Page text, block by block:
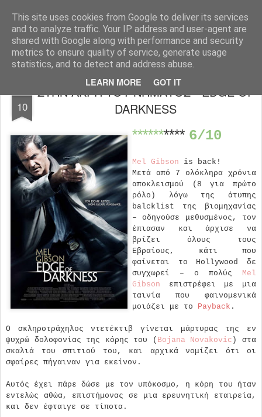
This site uses cookies from Google to deliver its services
and to analyze traffic. Your IP address and user-agent are
shared with Google along with performance and security
metrics to ensure quality of service, generate usage
statistics, and to detect and address abuse.
LEARN MORE GOT IT
FilmBoy
10
ΣΤΗΝ ΑΚΡΗ ΤΟΥ ΝΗΜΑΤΟΣ - EDGE OF
DARKNESS
********** 6/10
Mel Gibson is back!
Μετά από 7 ολόκληρα χρόνια
αποκλεισμού (8 για πρώτο
ρόλο) λόγω της άτυπης
balcklist της βιομηχανίας
– οδηγούσε μεθυσμένος, τον
έπιασαν και άρχισε να
βρίζει όλους τους
Εβραίους, κάτι που
φαίνεται το Hollywood δε
συγχωρεί – ο πολύς Mel
Gibson επιστρέφει με μια
ταινία που φαινομενικά
μοιάζει με το Payback .
Ο σκληροτράχηλος ντετέκτιβ γίνεται μάρτυρας της εν
ψυχρώ δολοφονίας της κόρης του ( Bojana Novakovic ) στα
σκαλιά του σπιτιού του, και αρχικά νομίζει ότι οι
σφαίρες πήγαιναν για εκείνον.
Αυτός έχει πάρε δώσε με τον υπόκοσμο, η κόρη του ήταν
εντελώς αθώα, επιστήμονας σε μια ερευνητική εταιρεία,
και δεν έφταιγε σε τίποτα.